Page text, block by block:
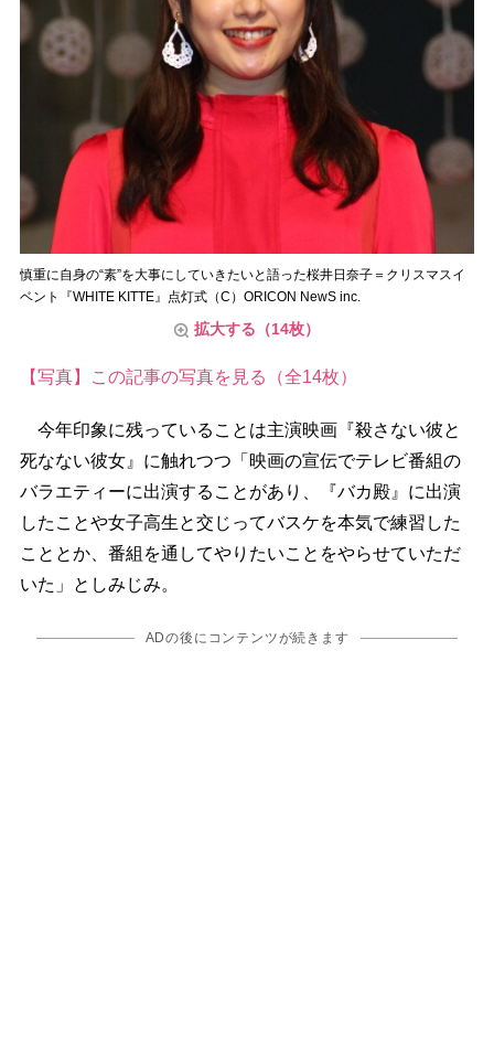
慎重に自身の“素”を大事にしていきたいと語った桜井日奈子＝クリスマスイ
ベント『WHITE KITTE』点灯式（C）ORICON NewS inc.
拡大する（14枚）
【写真】この記事の写真を見る（全14枚）
今年印象に残っていることは主演映画『殺さない彼と
死なない彼女』に触れつつ「映画の宣伝でテレビ番組の
バラエティーに出演することがあり、『バカ殿』に出演
したことや女子高生と交じってバスケを本気で練習した
こととか、番組を通してやりたいことをやらせていただ
いた」としみじみ。
ADの後にコンテンツが続きます